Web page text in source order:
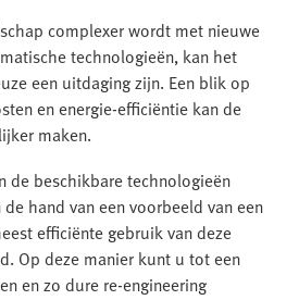
complexer wordt met nieuwe
technologieën, kan het
een uitdaging zijn. Een blik op
en energie-efficiëntie kan de
maken.
de beschikbare technologieën
hand van een voorbeeld van een
efficiënte gebruik van deze
Op deze manier kunt u tot een
en zo dure re-engineering